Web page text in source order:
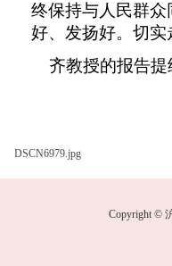
终保持与人民群众
好、发扬好。切
齐教授的报告
DSCN6979.jpg
Copyright ©